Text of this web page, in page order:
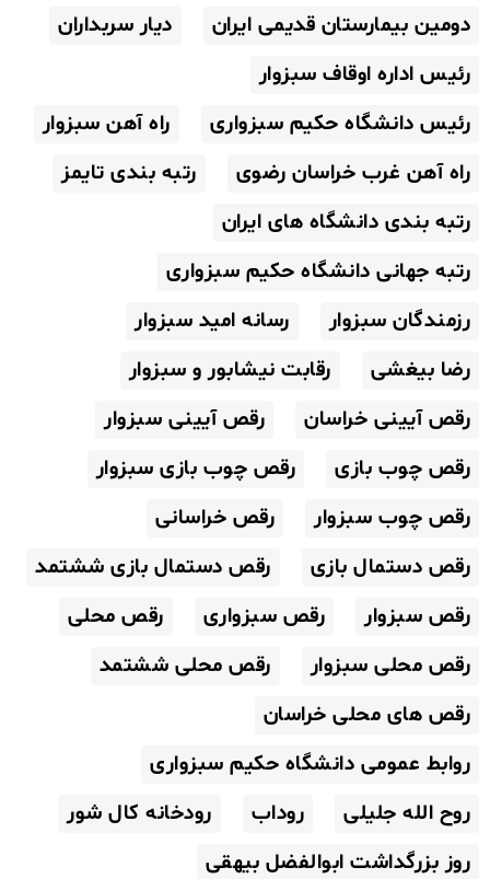
دومین بیمارستان قدیمی ایران
دیار سربداران
رئیس اداره اوقاف سبزوار
رئیس دانشگاه حکیم سبزواری
راه آهن سبزوار
راه آهن غرب خراسان رضوی
رتبه بندی تایمز
رتبه بندی دانشگاه های ایران
رتبه جهانی دانشگاه حکیم سبزواری
رزمندگان سبزوار
رسانه امید سبزوار
رضا بیغشی
رقابت نیشابور و سبزوار
رقص آیینی خراسان
رقص آیینی سبزوار
رقص چوب بازی
رقص چوب بازی سبزوار
رقص چوب سبزوار
رقص خراسانی
رقص دستمال بازی
رقص دستمال بازی ششتمد
رقص سبزوار
رقص سبزواری
رقص محلی
رقص محلی سبزوار
رقص محلی ششتمد
رقص های محلی خراسان
روابط عمومی دانشگاه حکیم سبزواری
روح الله جلیلی
روداب
رودخانه کال شور
روز بزرگداشت ابوالفضل بیهقی